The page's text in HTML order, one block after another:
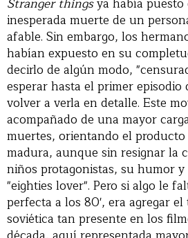
inesperada muerte de un
afable. Sin embargo, los
habían expuesto en su
decirlo de algún modo,
esperar hasta el primer episodio
volver a verla en detalle. Este
acompañado de una mayor
muertes, orientando el
madura, aunque sin resignar la
niños protagonistas, su humor
"eighties lover". Pero si algo le
perfecta a los 80', era agregar
soviética tan presente en los